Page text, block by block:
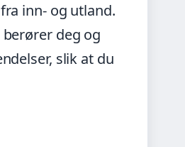
inn- og utland.
deg og
slik at du